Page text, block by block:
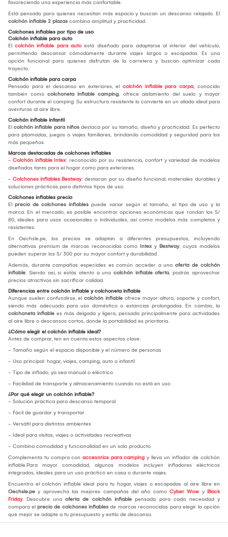
favoreciendo una experiencia más confortable.
Está pensado para quienes necesitan más espacio y buscan un descanso relajado. El
colchón inflable 2 plazas combina amplitud y practicidad.
Colchones inflables por tipo de uso
Colchón inflable para auto
El colchón inflable para auto está diseñado para adaptarse al interior del vehículo,
permitiendo descansar cómodamente durante viajes largos o escapadas. Es una
opción funcional para quienes disfrutan de la carretera y buscan optimizar cada
trayecto.
Colchón inflable para carpa
Pensado para el descanso en exteriores, el colchón inflable para carpa, conocido
también como colchoneta inflable camping, ofrece aislamiento del suelo y mayor
confort durante el camping. Su estructura resistente lo convierte en un aliado ideal para
aventuras al aire libre.
Colchón inflable infantil
El colchón inflable para niños destaca por su tamaño, diseño y practicidad. Es perfecto
para pijamadas, juegos o viajes familiares, brindando comodidad y seguridad para los
más pequeños.
Marcas destacadas de colchones inflables
- Colchón inflable Intex: reconocido por su resistencia, confort y variedad de modelos
diseñados tanto para el hogar como para exteriores.
- Colchones inflables Bestway: destacan por su diseño funcional, materiales durables y
soluciones prácticas para distintos tipos de uso.
Colchones inflables precio
El precio de colchones inflables puede variar según el tamaño, el tipo de uso y la
marca. En el mercado, es posible encontrar opciones económicas que rondan los S/
80, ideales para usos ocasionales o individuales, así como modelos más completos y
resistentes.
En Oechsle.pe, los precios se adaptan a diferentes presupuestos, incluyendo
alternativas premium de marcas reconocidas como Intex y Bestway, cuyos modelos
pueden superar los S/ 300 por su mayor confort y durabilidad.
Además, durante campañas especiales es común acceder a una oferta de colchón
inflable. Siendo así, si estás atento a una colchón inflable oferta, podrás aprovechar
precios atractivos sin sacrificar calidad.
Diferencias entre colchón inflable y colchoneta inflable
Aunque suelen confundirse, el colchón inflable ofrece mayor altura, soporte y confort,
siendo más adecuado para uso doméstico o estancias prolongadas. En cambio, la
colchoneta inflable es más delgada y ligera, pensada principalmente para actividades
al aire libre o descansos cortos, donde la portabilidad es prioritaria.
¿Cómo elegir el colchón inflable ideal?
Antes de comprar, ten en cuenta estos aspectos clave:
- Tamaño según el espacio disponible y el número de personas
- Uso principal: hogar, viajes, camping, auto o infantil
- Tipo de inflado, ya sea manual o eléctrico
- Facilidad de transporte y almacenamiento cuando no está en uso
¿Por qué elegir un colchón inflable?
- Solución práctica para descanso temporal
- Fácil de guardar y transportar
- Versátil para distintos ambientes
- Ideal para visitas, viajes o actividades recreativas
- Combina comodidad y funcionalidad en un solo producto
Complementa tu compra con accesorios para camping y lleva un inflador de colchón
inflable.Para mayor comodidad, algunos modelos incluyen infladores eléctricos
integrados, ideales para un uso práctico en casa o durante viajes.
Encuentra el colchón inflable ideal para tu hogar, viajes o escapadas al aire libre en
Oechsle.pe y aprovecha las mejores campañas del año como Cyber Wow y Black
Friday. Descubre una oferta de colchón inflable pensada para cada necesidad y
compara el precio de colchones inflables de marcas reconocidas para elegir la opción
que mejor se adapte a tu presupuesto y estilo de descanso.